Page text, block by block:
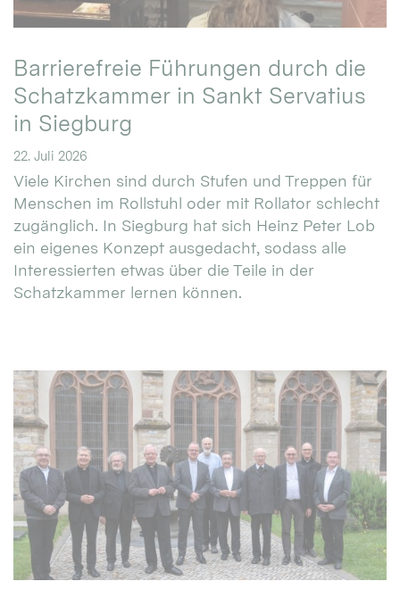
Barrierefreie Führungen durch die
Schatzkammer in Sankt Servatius
in Siegburg
22. Juli 2026
Viele Kirchen sind durch Stufen und Treppen für
Menschen im Rollstuhl oder mit Rollator schlecht
zugänglich. In Siegburg hat sich Heinz Peter Lob
ein eigenes Konzept ausgedacht, sodass alle
Interessierten etwas über die Teile in der
Schatzkammer lernen können.